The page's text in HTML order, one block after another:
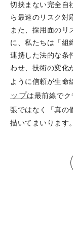
切挟まない完全自
ら最速のリスク対
また、採用面のリ
に、私たちは「組
連携した法的な条
わせ、技術の変化
ように信頼が生命
ップは最前線で
張ではなく「真の
描いてまいります。